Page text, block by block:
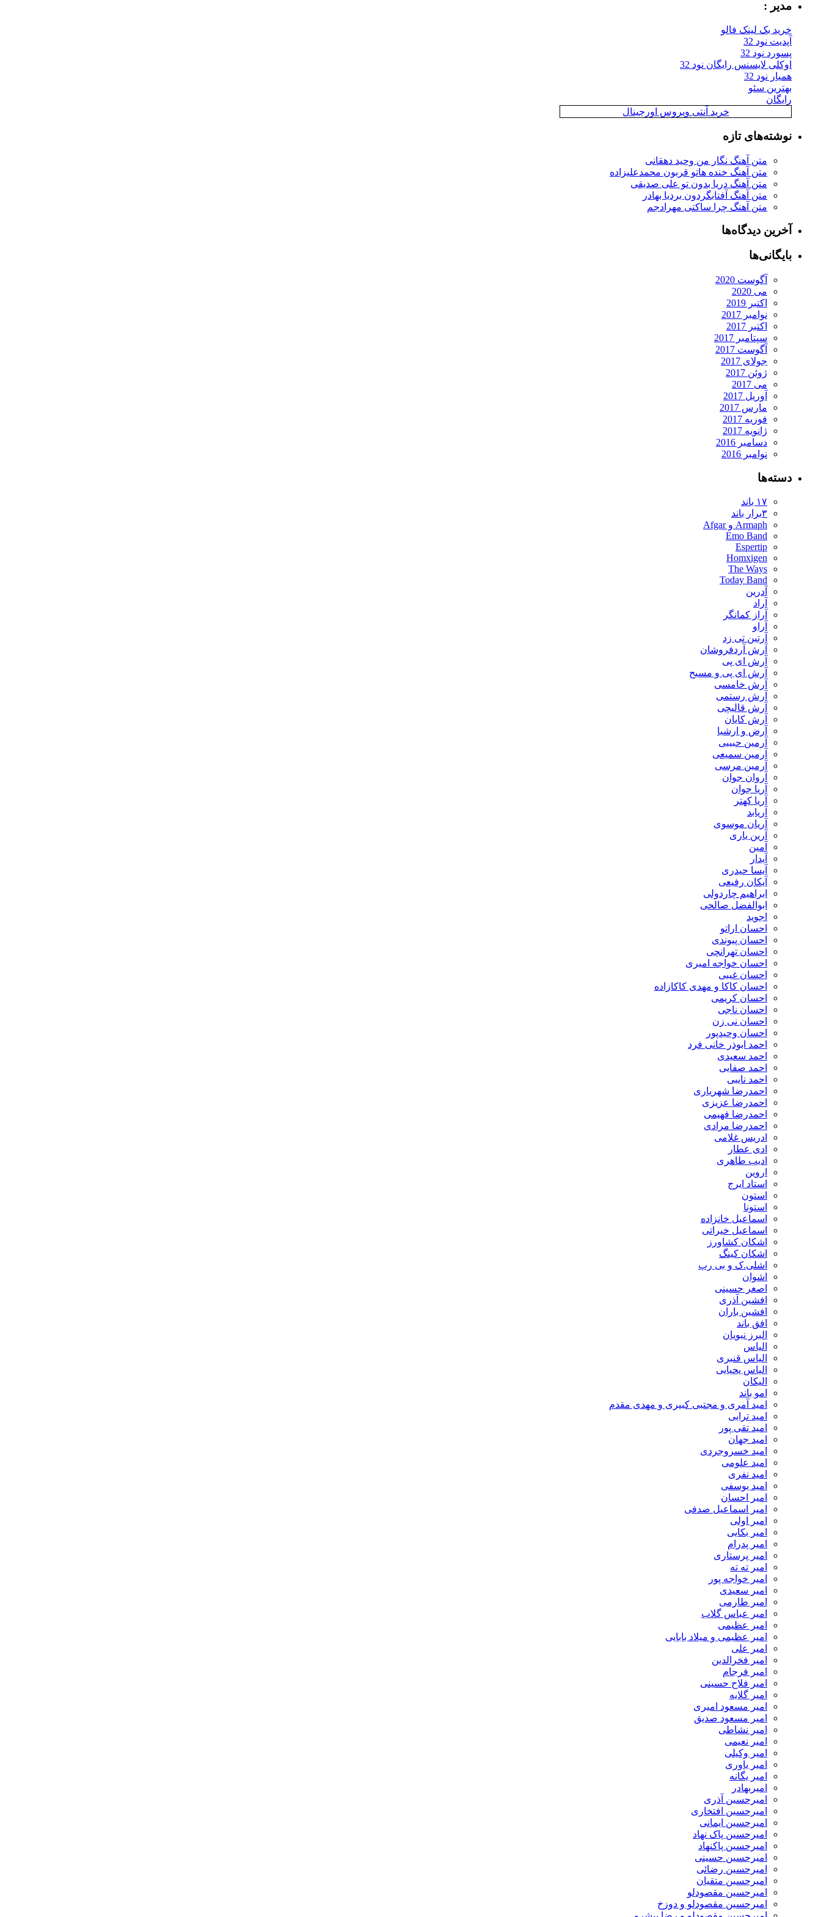
مدیر :
خرید بک لینک فالو
آپدیت نود 32
پسورد نود 32
اوکلی لایسنس رایگان نود 32
همیار نود 32
بهترین سئو
رایگان
خرید آنتی ویروس اورجینال
نوشته‌های تازه
متن آهنگ نگار من وحید دهقانی
متن آهنگ خنده هاتو قربون محمدعلیزاده
متن آهنگ دریا بدون تو علی صدیقی
متن آهنگ آفتابگردون بردیا بهادر
متن آهنگ چرا ساکتی مهرادجم
آخرین دیدگاه‌ها
بایگانی‌ها
آگوست 2020
می 2020
اکتبر 2019
نوامبر 2017
اکتبر 2017
سپتامبر 2017
آگوست 2017
جولای 2017
ژوئن 2017
می 2017
آوریل 2017
مارس 2017
فوریه 2017
ژانویه 2017
دسامبر 2016
نوامبر 2016
دسته‌ها
۱۷ باند
۳برار باند
Armaph و Afgar
Emo Band
Espertip
Homxigen
The Ways
Today Band
آدرین
آراد
آراز کمانگر
آراو
آرتین تی زد
آرش آردفروشان
آرش ای پی
آرش ای پی و مسیح
آرش خامسی
آرش رستمی
آرش قالیچی
آرش کایان
​آرض و ارشیا
آرمین حبیبی
آرمین سمیعی
آرمین مرسی
آروان جوان
آریا جوان
آریا کهتر
آریابد
آریان موسوی
آرین یاری
آمین
آیدار
آیسا حیدری
آیکان رفیعی
ابراهیم چاردولی
ابوالفضل صالحی
اجوید
احسان اراتو
احسان پیوندی
احسان تهرانچی
احسان خواجه امیری
احسان غیبی
احسان کاکا و مهدی کاکازاده
احسان کریمی
احسان ناجی
احسان نی زن
احسان وحیدپور
احمد ابوذر خانی فرد
احمد سعیدی
احمد صفایی
احمد نایبی
احمدرضا شهریاری
احمدرضا عزیزی
احمدرضا فهیمی
احمدرضا مرادی
ادریس غلامی
ادی عطار
ادیب طاهری
اروین
استاد ایرج
استون
استونا
اسماعیل خانزاده
اسماعیل خیراتی
اشکان کشاورز
اشکان کینگ
اشلی.ک و بی رپ
اشوان
اصغر حسینی
افشین آذری
افشین باران
افق باند
البرز نبویان
الیاس
الیاس قنبرى
الیاس یحیایی
الیکان
امو باند
امید آمری و مجتبی کبیری و مهدى مقدم
امید ترابی
امید تقی پور
امید جهان
امید خسروجردی
امید علومی
امید نفری
امید یوسفی
امیر احسان
امیر اسماعیل صدفی
امیر اولی
امیر بکایی
امیر پدرام
امیر پرستاری
امیر ته ته
امیر خواجه پور
امیر سعیدی
امیر طارمی
امیر عباس گلاب
امیر عظیمی
امیر عظیمی و میلاد بابایی
امیر علی
امیر فخرالدین
امیر فرجام
امیر فلاح حسینی
امیر گلایه
امیر مسعود امیری
امیر مسعود صدیق
امیر نشاطی
امیر نعیمی
امیر وکیلی
امیر یاوری
امیر یگانه
امیربهادر
امیرحسین آذری
امیرحسین افتخاری
امیرحسین ایمانی
امیرحسین پاک نهاد
امیرحسین پاکنهاد
امیرحسین حسینی
امیرحسین رضائی
امیرحسین متقیان
امیرحسین مقصودلو
امیرحسین مقصودلو و دوزخ